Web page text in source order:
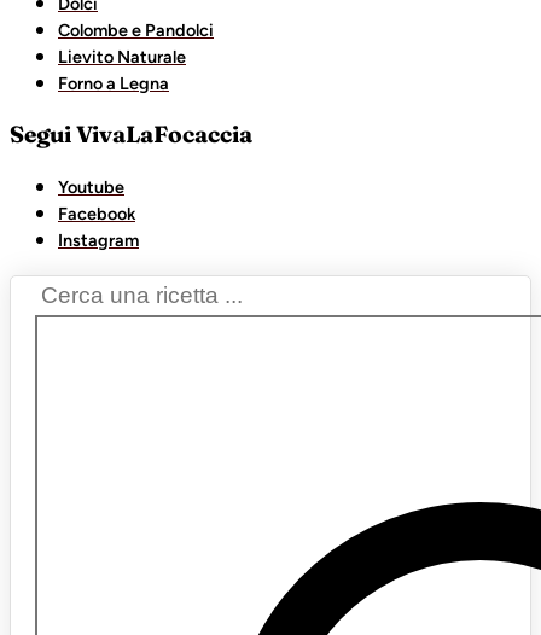
Colombe e Pandolci
Lievito Naturale
Forno a Legna
Segui VivaLaFocaccia
Youtube
Facebook
Instagram
Search
...